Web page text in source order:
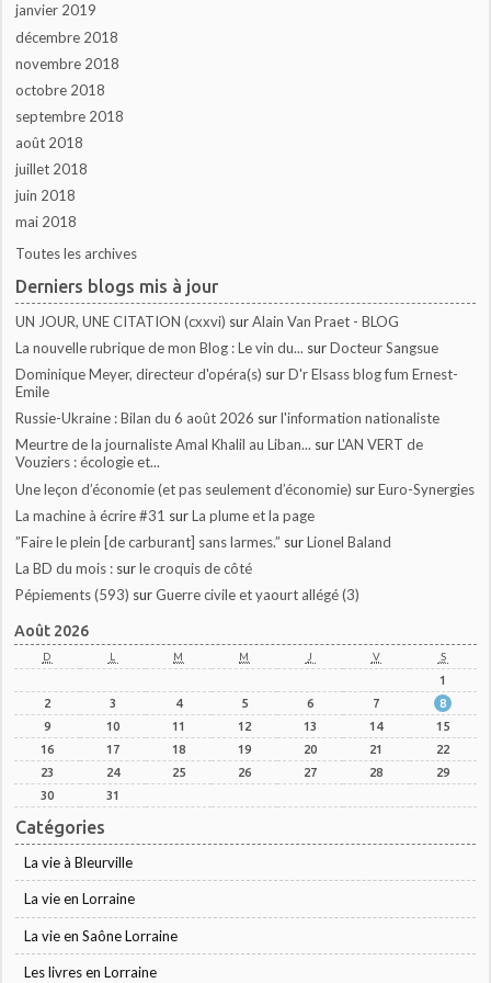
janvier 2019
décembre 2018
novembre 2018
octobre 2018
septembre 2018
août 2018
juillet 2018
juin 2018
mai 2018
Toutes les archives
Derniers blogs mis à jour
UN JOUR, UNE CITATION (cxxvi) surAlain Van Praet - BLOG
La nouvelle rubrique de mon Blog : Le vin du... surDocteur Sangsue
Dominique Meyer, directeur d'opéra(s) surD'r Elsass blog fum Ernest-
Emile
Russie-Ukraine : Bilan du 6 août 2026 surl'information nationaliste
Meurtre de la journaliste Amal Khalil au Liban... surL'AN VERT de
Vouziers : écologie et...
Une leçon d’économie (et pas seulement d’économie) surEuro-Synergies
La machine à écrire #31 surLa plume et la page
”Faire le plein [de carburant] sans larmes.” surLionel Baland
La BD du mois : surle croquis de côté
Pépiements (593) surGuerre civile et yaourt allégé (3)
Août 2026
D L M M J V S
1
2
3 4 5 6 7
8
9
10 11 12 13 14
15
16
17 18 19 20 21
22
23
24 25 26 27 28
29
30
31
Catégories
La vie à Bleurville
La vie en Lorraine
La vie en Saône Lorraine
Les livres en Lorraine